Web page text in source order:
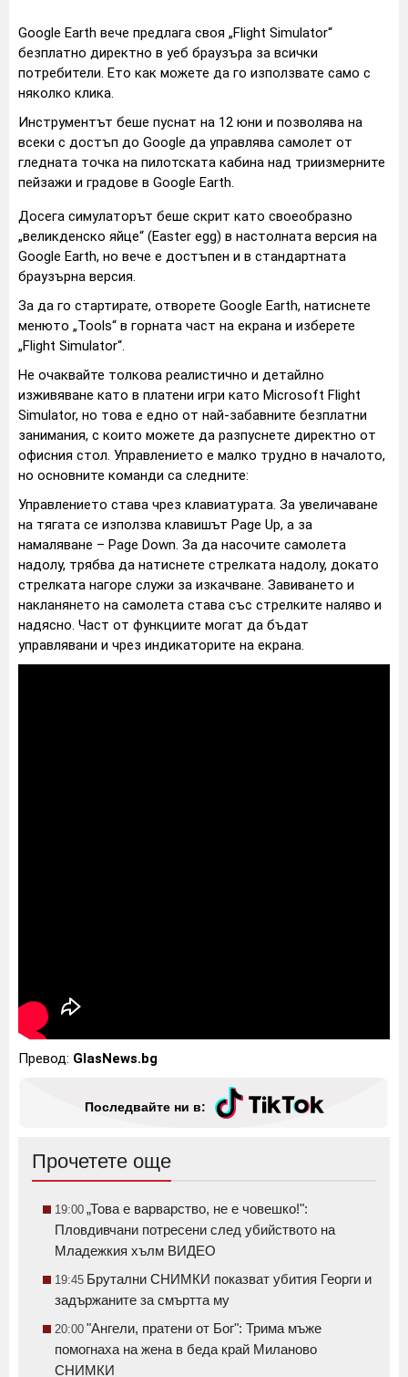
Google Earth вече предлага своя „Flight Simulator“
безплатно директно в уеб браузъра за всички
потребители. Ето как можете да го използвате само с
няколко клика.
Инструментът беше пуснат на 12 юни и позволява на
всеки с достъп до Google да управлява самолет от
гледната точка на пилотската кабина над триизмерните
пейзажи и градове в Google Earth.
Досега симулаторът беше скрит като своеобразно
„великденско яйце“ (Easter egg) в настолната версия на
Google Earth, но вече е достъпен и в стандартната
браузърна версия.
За да го стартирате, отворете Google Earth, натиснете
менюто „Tools“ в горната част на екрана и изберете
„Flight Simulator“.
Не очаквайте толкова реалистично и детайлно
изживяване като в платени игри като Microsoft Flight
Simulator, но това е едно от най-забавните безплатни
занимания, с които можете да разпуснете директно от
офисния стол. Управлението е малко трудно в началото,
но основните команди са следните:
Управлението става чрез клавиатурата. За увеличаване
на тягата се използва клавишът Page Up, а за
намаляване – Page Down. За да насочите самолета
надолу, трябва да натиснете стрелката надолу, докато
стрелката нагоре служи за изкачване. Завиването и
накланянето на самолета става със стрелките наляво и
надясно. Част от функциите могат да бъдат
управлявани и чрез индикаторите на екрана.
Превод: GlasNews.bg
Последвайте ни в:
Прочетете още
19:00 „Това е варварство, не е човешко!":
Пловдивчани потресени след убийството на
Младежкия хълм ВИДЕО
19:45 Брутални СНИМКИ показват убития Георги и
задържаните за смъртта му
20:00 "Ангели, пратени от Бог": Трима мъже
помогнаха на жена в беда край Миланово
СНИМКИ